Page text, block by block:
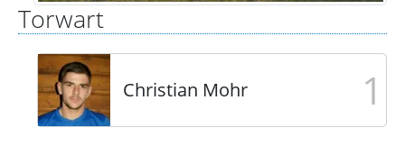
Torwart
Christian Mohr 1